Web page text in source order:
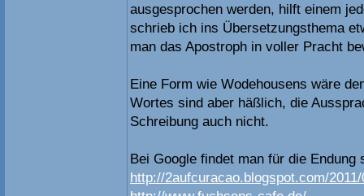
ausgesprochen werden, hilft einem
schrieb ich ins Übersetzungsthema
man das Apostroph in voller Pracht
Eine Form wie Wodehousens wäre
Wortes sind aber häßlich, die
Schreibung auch nicht.
Bei Google findet man für die
http://2aufcuracao.blogspot.com/